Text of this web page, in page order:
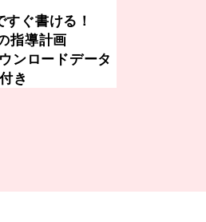
すぐ書ける！
指導計画
ンロードデータ
付き